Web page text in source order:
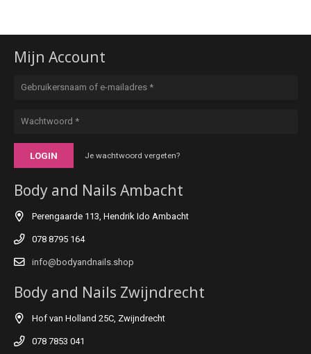
Mijn Account
LOGIN Je wachtwoord vergeten?
Body and Nails Ambacht
Perengaarde 113, Hendrik Ido Ambacht
078 8795 164
info@bodyandnails.shop
Body and Nails Zwijndrecht
Hof van Holland 25C, Zwijndrecht
078 7853 041